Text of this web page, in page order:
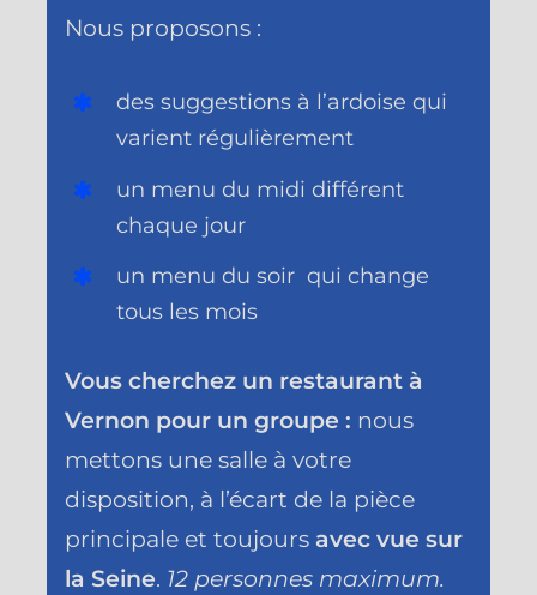
Nous proposons :
des suggestions à l’ardoise qui
varient régulièrement
un menu du midi différent
chaque jour
un menu du soir qui change
tous les mois
Vous cherchez un restaurant à
Vernon pour un groupe : nous
mettons une salle à votre
disposition, à l’écart de la pièce
principale et toujours avec vue sur
la Seine. 12 personnes maximum.